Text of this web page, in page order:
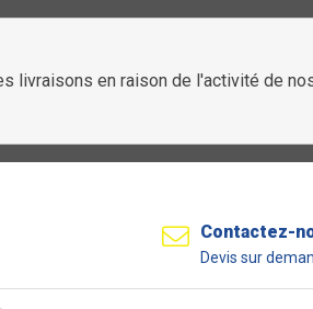
en raison de l'activité de
Contactez-
Devis sur